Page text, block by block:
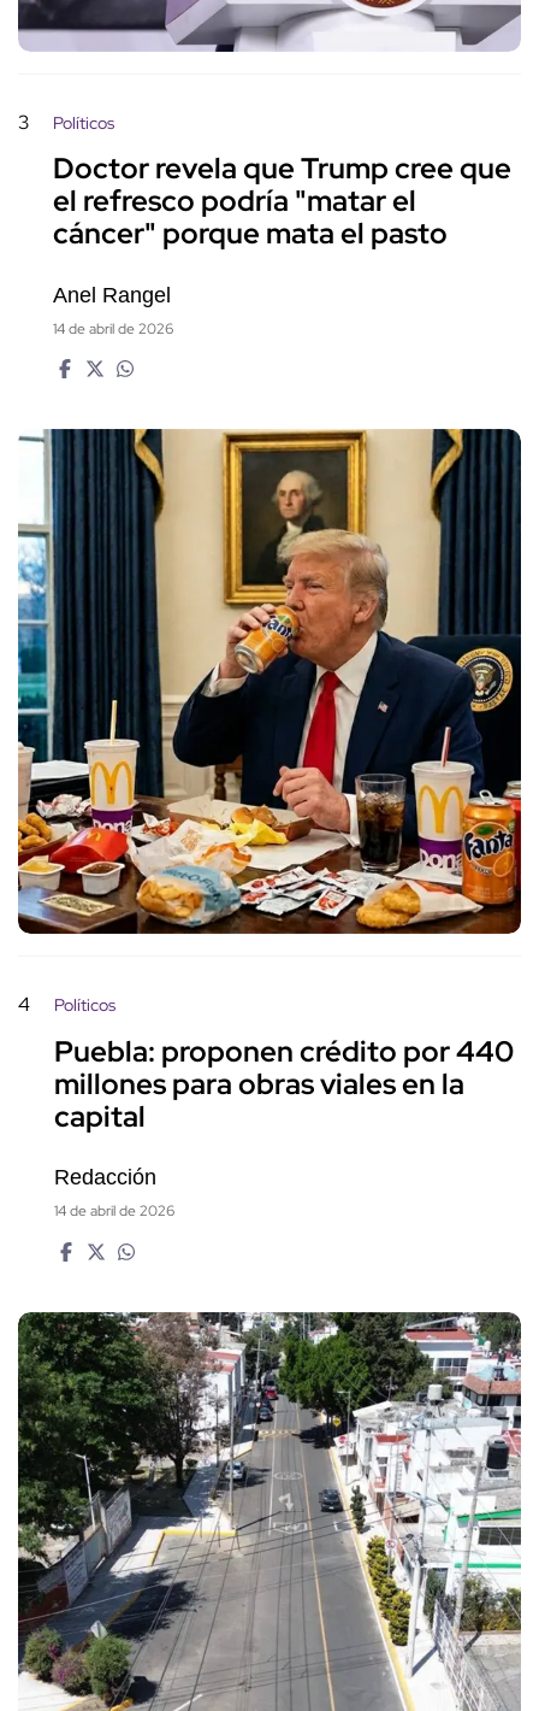
3 Políticos
Doctor revela que Trump cree que
el refresco podría "matar el
cáncer" porque mata el pasto
Anel Rangel
14 de abril de 2026
4 Políticos
Puebla: proponen crédito por 440
millones para obras viales en la
capital
Redacción
14 de abril de 2026